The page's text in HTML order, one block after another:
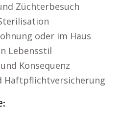
Züchterbesuch
oder im Haus
Lebensstil
Konsequenz
Haftpflichtversicherung